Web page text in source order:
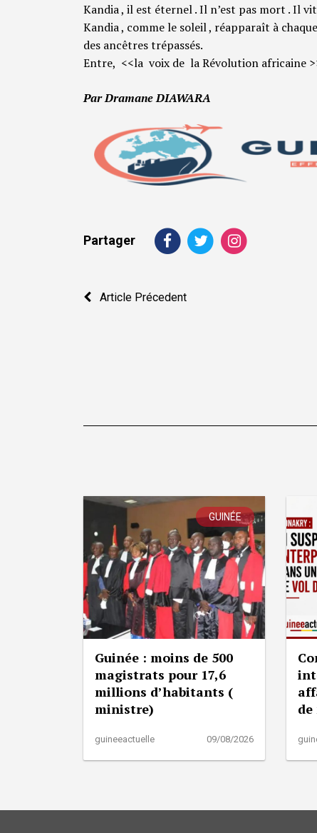
Kandia , il est éternel . Il n’est pas mort . Il
Kandia , comme le soleil , réapparaît à
des ancêtres trépassés.
Entre, <<la voix de la Révolution africaine
Par Dramane DIAWARA
Partager
Navigation
Article Précedent
GUINÉE
Guinée : moins de 500
magistrats pour 17,6
millions d’habitants (
ministre)
guineeactuelle 09/08/2026
de